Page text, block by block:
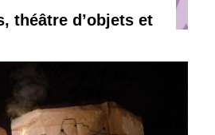
théâtre d’objets et